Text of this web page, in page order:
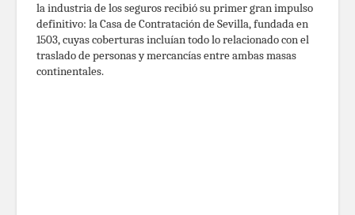
la industria de los seguros recibió su primer gran impulso
definitivo: la Casa de Contratación de Sevilla, fundada en
1503, cuyas coberturas incluían todo lo relacionado con el
traslado de personas y mercancías entre ambas masas
continentales.